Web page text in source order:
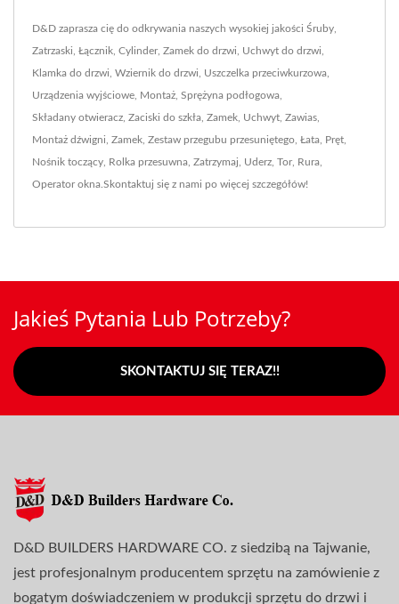
D&D zaprasza cię do odkrywania naszych wysokiej jakości Śruby,
Zatrzaski, Łącznik, Cylinder, Zamek do drzwi, Uchwyt do drzwi,
Klamka do drzwi, Wziernik do drzwi, Uszczelka przeciwkurzowa,
Urządzenia wyjściowe, Montaż, Sprężyna podłogowa,
Składany otwieracz, Zaciski do szkła, Zamek, Uchwyt, Zawias,
Montaż dźwigni, Zamek, Zestaw przegubu przesuniętego, Łata, Pręt,
Nośnik toczący, Rolka przesuwna, Zatrzymaj, Uderz, Tor, Rura,
Operator okna.Skontaktuj się z nami po więcej szczegółów!
Jakieś Pytania Lub Potrzeby?
SKONTAKTUJ SIĘ TERAZ!!
D&D BUILDERS HARDWARE CO. z siedzibą na Tajwanie,
jest profesjonalnym producentem sprzętu na zamówienie z
bogatym doświadczeniem w produkcji sprzętu do drzwi i